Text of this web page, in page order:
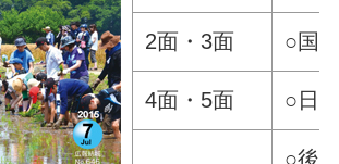
2面・3面 ○国
4面・5面 ○日
○後